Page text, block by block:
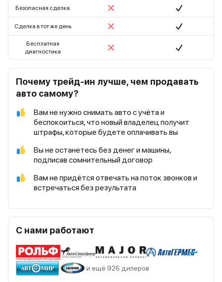
Безопасная сделка
Сделка в тот же день
Бесплатная
диагностика
Почему трейд-ин лучше, чем продавать
авто самому?
Вам не нужно снимать авто с учёта и
беспокоиться, что новый владелец получит
штрафы, которые будете оплачивать вы
Вы не останетесь без денег и машины,
подписав сомнительный договор
Вам не придётся отвечать на поток звонков и
встречаться без результата
С нами работают
и ещё 926 дилеров